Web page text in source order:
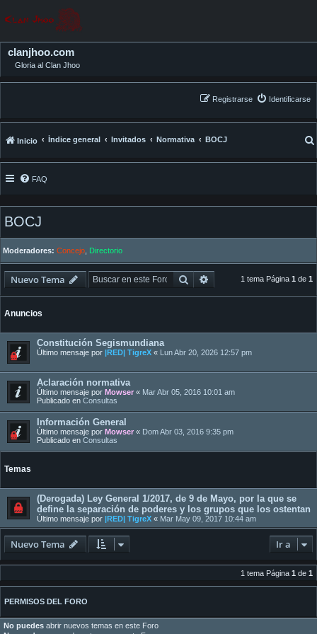
clanjhoo.com
Gloria al Clan Jhoo
Identificarse
Registrarse
Inicio Índice general Invitados Normativa BOCJ
FAQ
BOCJ
Moderadores: Concejo Directorio
Nuevo Tema Buscar Búsqueda avanzada
1 tema Página 1 de 1
Anuncios
Constitución Segismundiana
Último mensaje por |RED| TigreX « Lun Abr 20, 2026 12:57 pm
Aclaración normativa
Último mensaje por Mowser « Mar Abr 05, 2016 10:01 am
Publicado en Consultas
Información General
Último mensaje por Mowser « Dom Abr 03, 2016 9:35 pm
Publicado en Consultas
Temas
(Derogada) Ley General 1/2017, de 9 de Mayo, por la que se
define la separación de poderes y los grupos que los ostentan
Último mensaje por |RED| TigreX « Mar May 09, 2017 10:44 am
Nuevo Tema Ir a
1 tema Página 1 de 1
PERMISOS DEL FORO
No puedes abrir nuevos temas en este Foro